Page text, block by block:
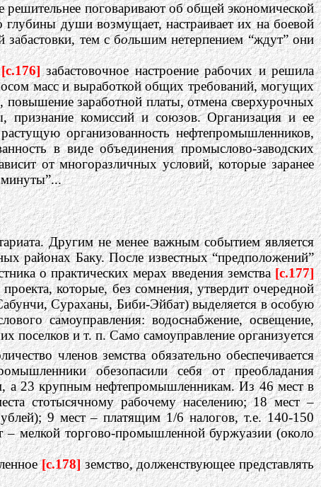
решительнее поговаривают об общей экономической
глубины души возмущает, настраивает их на боевой
забастовки, тем с большим нетерпением “ждут” они
[c.176] забастовочное настроение рабочих и решила
масс и выработкой общих требований, могущих
повышение заработной платы, отмена сверхурочных
комиссий и союзов. Организация и ее
организованность нефтепромышленников,
в виде объединения промыслово-заводских
от многоразличных условий, которые заранее
минуты”...
Другим не менее важным событием является
районах Баку. После известных “предположений”
о практических мерах введения земства[c.177]
которые, без сомнения, утвердит очередной
Сураханы, Биби-Эйбат) выделяется в особую
самоуправления: водоснабжение, освещение,
поселков и т. п. Само самоуправление организуется
членов земства обязательно обеспечивается
обезопасили себя от преобладания
а 23 крупным нефтепромышленникам. Из 46 мест в
стотысячному рабочему населению; 18 мест –
9 мест – платящим 1/6 налогов, т.е. 140-150
– мелкой торгово-промышленной буржуазии (около
[c.178] земство, долженствующее представлять